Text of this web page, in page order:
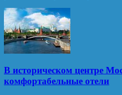
В историческом центре
комфортабельные отели